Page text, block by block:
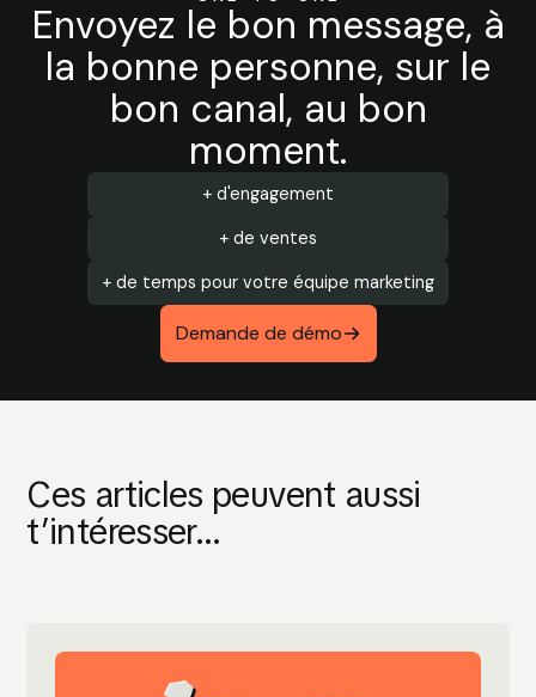
Envoyez le bon message, à
la bonne personne, sur le
bon canal, au bon
moment.
+ d'engagement
+ de ventes
+ de temps pour votre équipe marketing
Demande de démo
Ces articles peuvent aussi
t’intéresser...